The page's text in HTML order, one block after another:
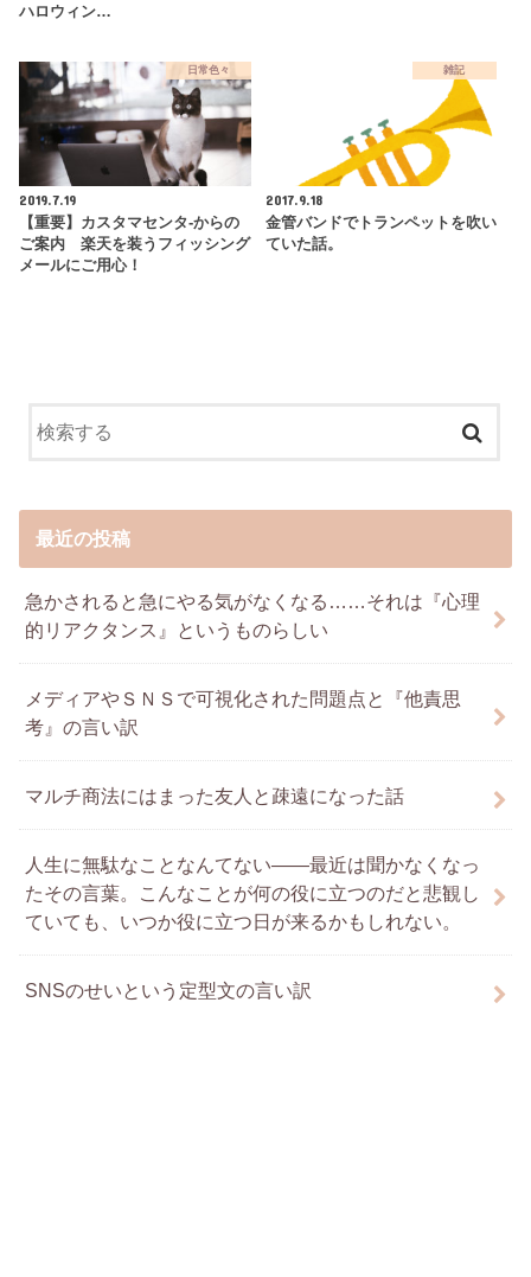
ハロウィン…
日常色々
2019.7.19
【重要】カスタマセンタ-からの
ご案内 楽天を装うフィッシング
メールにご用心！
雑記
2017.9.18
金管バンドでトランペットを吹い
ていた話。
最近の投稿
急かされると急にやる気がなくなる……それは『心理
的リアクタンス』というものらしい
メディアやＳＮＳで可視化された問題点と『他責思
考』の言い訳
マルチ商法にはまった友人と疎遠になった話
人生に無駄なことなんてない――最近は聞かなくなっ
たその言葉。こんなことが何の役に立つのだと悲観し
ていても、いつか役に立つ日が来るかもしれない。
SNSのせいという定型文の言い訳